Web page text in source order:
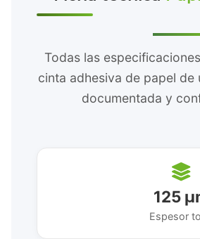
Todas las
cinta adhesiva de papel
documentada y
125
Espesor